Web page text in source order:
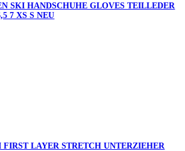
SKI HANDSCHUHE GLOVES TEILLEDER
7 XS S NEU
FIRST LAYER STRETCH UNTERZIEHER